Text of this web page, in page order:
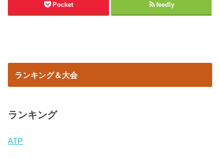
Pocket feedly
ランキング＆大会
ランキング
ATP